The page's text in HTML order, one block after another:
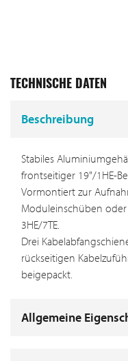
TECHNISCHE DATEN
Beschreibung
Stabiles
frontseitiger 19"/1HE-
Vormontiert zur
Moduleinschüben
3HE/7TE.
Drei
rückseitigen
beigepackt.
Allgemeine